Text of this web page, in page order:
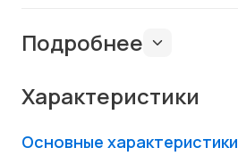
Подробнее
Характеристики
Основные характеристики